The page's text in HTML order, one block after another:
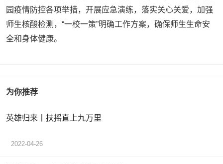
园疫情防控各项举措，开展应急演练，落实关心关爱，加强
师生核酸检测，“一校一策”明确工作方案，确保师生生命安
全和身体健康。
为你推荐
英雄归来丨扶摇直上九万里
2022-04-26